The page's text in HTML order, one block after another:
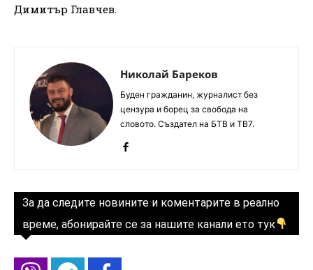
Димитър Главчев.
Николай Бареков
Буден гражданин, журналист без
цензура и борец за свобода на
словото. Създател на БТВ и ТВ7.
За да следите новините и коментарите в реално
време, абонирайте се за нашите канали ето тук